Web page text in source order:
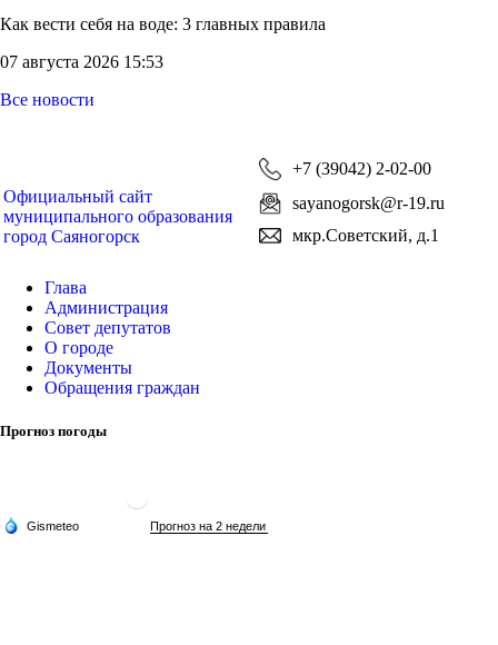
Как вести себя на воде: 3 главных правила
07 августа 2026 15:53
Все новости
Официальный сайт
муниципального образования
город Саяногорск
+7 (39042) 2-02-00
sayanogorsk@r-19.ru
мкр.Советский, д.1
Глава
Администрация
Совет депутатов
О городе
Документы
Обращения граждан
Прогноз погоды